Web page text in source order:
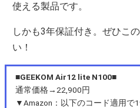
使える製品です。
しかも3年保証付き。ぜひこ
い！
■GEEKOM Air12 lite N100■
通常価格→22,900円
▼Amazon：以下のコード適用で